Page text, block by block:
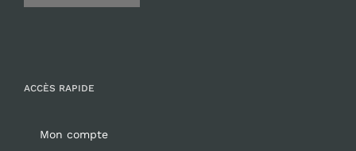
ACCÈS RAPIDE
Mon compte